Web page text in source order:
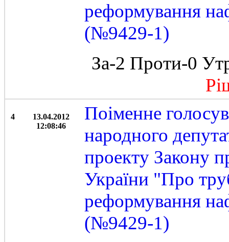
реформування
(№9429-1)
За-2 Проти-0
4
13.04.2012
12:08:46
Поіменне
народного
проекту Закону
України "Про
реформування
(№9429-1)